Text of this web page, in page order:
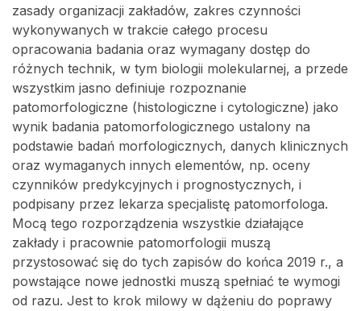
zasady organizacji zakładów, zakres czynności
wykonywanych w trakcie całego procesu
opracowania badania oraz wymagany dostęp do
różnych technik, w tym biologii molekularnej, a przede
wszystkim jasno definiuje rozpoznanie
patomorfologiczne (histologiczne i cytologiczne) jako
wynik badania patomorfologicznego ustalony na
podstawie badań morfologicznych, danych klinicznych
oraz wymaganych innych elementów, np. oceny
czynników predykcyjnych i prognostycznych, i
podpisany przez lekarza specjalistę patomorfologa.
Mocą tego rozporządzenia wszystkie działające
zakłady i pracownie patomorfologii muszą
przystosować się do tych zapisów do końca 2019 r., a
powstające nowe jednostki muszą spełniać te wymogi
od razu. Jest to krok milowy w dążeniu do poprawy